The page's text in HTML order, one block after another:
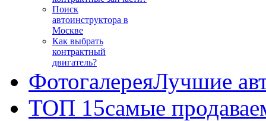
Поиск
автоинструктора в
Москве
Как выбрать
контрактный
двигатель?
ФотогалереяЛучшие
ТОП 15самые